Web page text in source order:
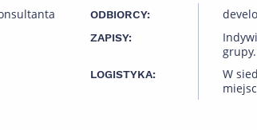
ODBIORCY:
ZAPISY:
grupy.
LOGISTYKA:
W